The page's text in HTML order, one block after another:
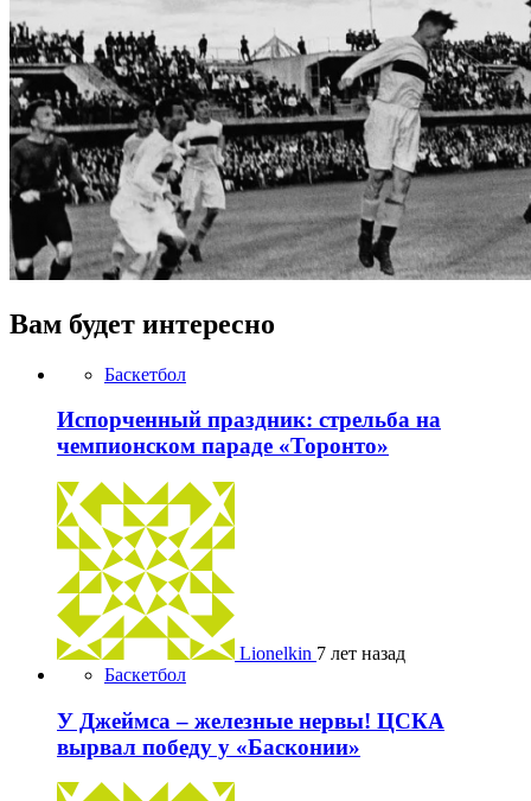
Вам будет интересно
Баскетбол
Испорченный праздник: стрельба на
чемпионском параде «Торонто»
Lionelkin 7 лет назад
Баскетбол
У Джеймса – железные нервы! ЦСКА
вырвал победу у «Басконии»